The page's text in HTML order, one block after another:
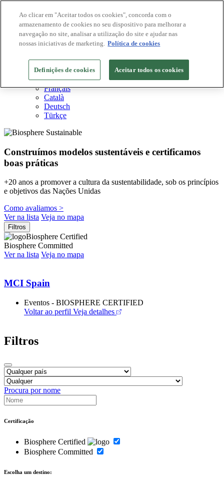
Destinos Biosphere
Empresas Biosphere
Como avaliamos
PT
English
Español
Français
Català
Deutsch
Türkçe
Construímos modelos sustentáveis ​​e certificamos
boas práticas
+20 anos a promover a cultura da sustentabilidade, sob os princípios
e objetivos das Nações Unidas
Como avaliamos >
Ver na lista Veja no mapa
Filtros
Biosphere Certified
Biosphere Committed
Ver na lista Veja no mapa
MCI Spain
Eventos - BIOSPHERE CERTIFIED
Voltar ao perfil Veja detalhes
Filtros
Procura por nome
Certificação
Biosphere Certified
Biosphere Committed
Escolha um destino:
Ao clicar em "Aceitar todos os cookies", concorda com o
armazenamento de cookies no seu dispositivo para melhorar a
navegação no site, analisar a utilização do site e ajudar nas
nossas iniciativas de marketing. Política de cookies
Definições de cookies Aceitar todos os cookies